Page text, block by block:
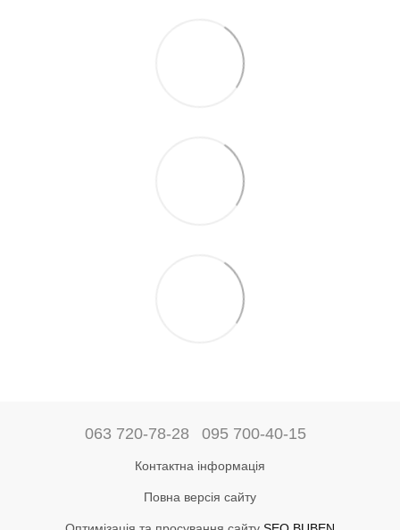
063 720-78-28 095 700-40-15
Контактна інформація
Повна версія сайту